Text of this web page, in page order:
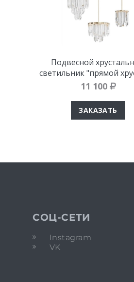
Подвесной
светильник "прямой
11 100
ЗАКАЗАТЬ
СОЦ-СЕТИ
Instagram
VK